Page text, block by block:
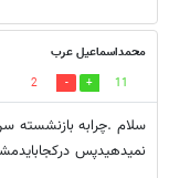
محمداسماعیل عرب
11
2
نمیدهیدپس